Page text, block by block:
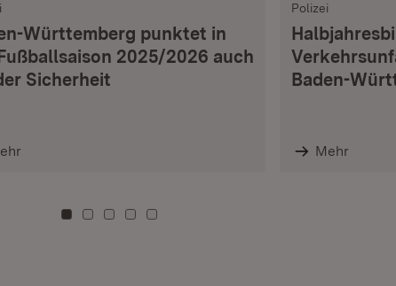
Württemberg punktet in
2025/2026 auch
Sicherheit
Polizei
Baden-
Mehr
Zu Kachel: 0
Zu Kachel: 3
Zu Kachel: 6
Zu Kachel: 9
Zu Kachel: 12